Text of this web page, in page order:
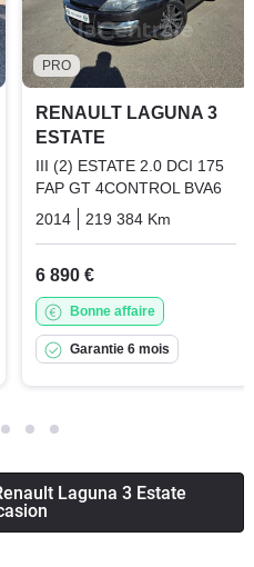
Diesel
PRO
RENAULT LAGUNA 3
ESTATE
III (2) ESTATE 2.0 DCI 175
FAP GT 4CONTROL BVA6
2014
219 384 Km
6 890 €
Bonne affaire
Garantie 6 mois
Laguna 3 Estate